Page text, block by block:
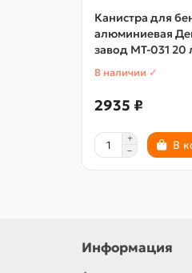
Канистра для
алюминиевая
завод МТ-031 20
В наличии ✓
2935 ₽
В
Информация